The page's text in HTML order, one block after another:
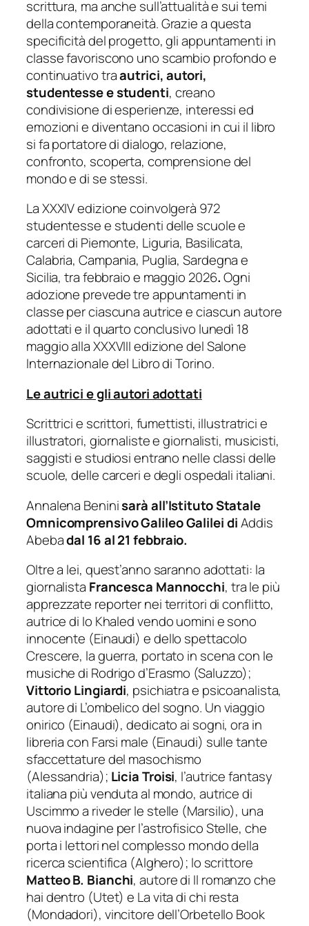
scrittura, ma anche sull’attualità e sui temi
della contemporaneità. Grazie a questa
specificità del progetto, gli appuntamenti in
classe favoriscono uno scambio profondo e
continuativo traautrici, autori,
studentesse e studenti, creano
condivisione di esperienze, interessi ed
emozioni e diventano occasioni in cui il libro
si fa portatore di dialogo, relazione,
confronto, scoperta, comprensione del
mondo e di se stessi.
La XXXIV edizione coinvolgerà 972
studentesse e studenti delle scuole e
carceri di Piemonte, Liguria, Basilicata,
Calabria, Campania, Puglia, Sardegna e
Sicilia, tra febbraio e maggio 2026.Ogni
adozione prevede tre appuntamenti in
classe per ciascuna autrice e ciascun autore
adottati e il quarto conclusivo lunedì 18
maggio alla XXXVIII edizione del Salone
Internazionale del Libro di Torino.
Le autrici e gli autori adottati
Scrittrici e scrittori, fumettisti, illustratrici e
illustratori, giornaliste e giornalisti, musicisti,
saggisti e studiosi entrano nelle classi delle
scuole, delle carceri e degli ospedali italiani.
Annalena Beninisarà all’Istituto Statale
Omnicomprensivo Galileo Galilei diAddis
Abebadal 16 al 21 febbraio.
Oltre a lei, quest’anno saranno adottati: la
giornalista Francesca Mannocchi, tra le più
apprezzate reporter nei territori di conflitto,
autrice di Io Khaled vendo uomini e sono
innocente (Einaudi) e dello spettacolo
Crescere, la guerra, portato in scena con le
musiche di Rodrigo d’Erasmo (Saluzzo);
Vittorio Lingiardi, psichiatra e psicoanalista,
autore di L’ombelico del sogno. Un viaggio
onirico (Einaudi), dedicato ai sogni, ora in
libreria con Farsi male (Einaudi) sulle tante
sfaccettature del masochismo
(Alessandria); Licia Troisi, l’autrice fantasy
italiana più venduta al mondo, autrice di
Uscimmo a riveder le stelle (Marsilio), una
nuova indagine per l’astrofisico Stelle, che
porta i lettori nel complesso mondo della
ricerca scientifica (Alghero); lo scrittore
Matteo B. Bianchi, autore di Il romanzo che
hai dentro (Utet) e La vita di chi resta
(Mondadori), vincitore dell’Orbetello Book